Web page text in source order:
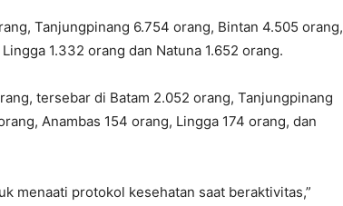
Tanjungpinang 6.754 orang, Bintan 4.505 orang,
1.332 orang dan Natuna 1.652 orang.
tersebar di Batam 2.052 orang, Tanjungpinang
Anambas 154 orang, Lingga 174 orang, dan
menaati protokol kesehatan saat beraktivitas,”